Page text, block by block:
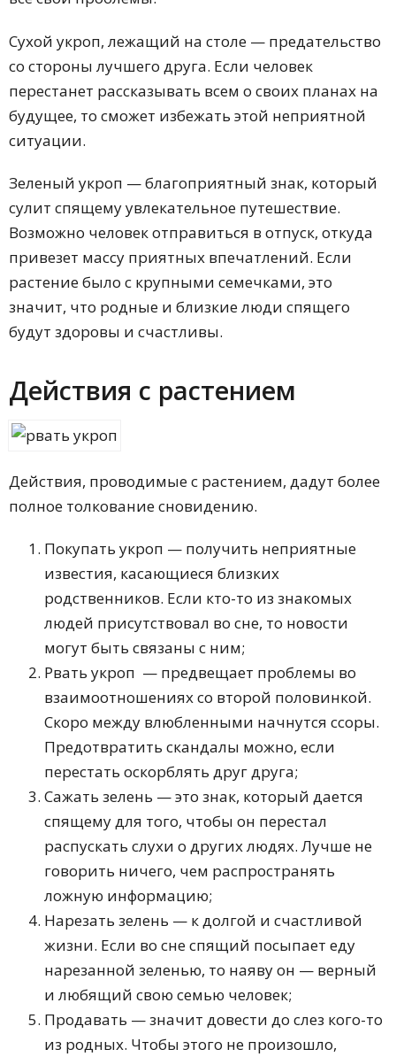
Сухой укроп, лежащий на столе — предательство
со стороны лучшего друга. Если человек
перестанет рассказывать всем о своих планах на
будущее, то сможет избежать этой неприятной
ситуации.
Зеленый укроп — благоприятный знак, который
сулит спящему увлекательное путешествие.
Возможно человек отправиться в отпуск, откуда
привезет массу приятных впечатлений. Если
растение было с крупными семечками, это
значит, что родные и близкие люди спящего
будут здоровы и счастливы.
Действия с растением
Действия, проводимые с растением, дадут более
полное толкование сновидению.
Покупать укроп — получить неприятные
известия, касающиеся близких
родственников. Если кто-то из знакомых
людей присутствовал во сне, то новости
могут быть связаны с ним;
Рвать укроп — предвещает проблемы во
взаимоотношениях со второй половинкой.
Скоро между влюбленными начнутся ссоры.
Предотвратить скандалы можно, если
перестать оскорблять друг друга;
Сажать зелень — это знак, который дается
спящему для того, чтобы он перестал
распускать слухи о других людях. Лучше не
говорить ничего, чем распространять
ложную информацию;
Нарезать зелень — к долгой и счастливой
жизни. Если во сне спящий посыпает еду
нарезанной зеленью, то наяву он — верный
и любящий свою семью человек;
Продавать — значит довести до слез кого-то
из родных. Чтобы этого не произошло,